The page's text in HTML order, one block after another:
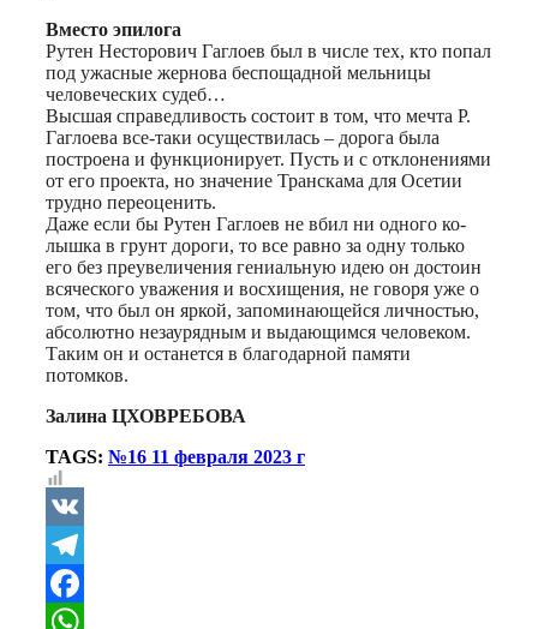
Вместо эпилога
Рутен Несторович Гаглоев был в числе тех, кто попал
под ужасные жернова беспощадной мельницы
человеческих судеб…
Высшая справедливость состоит в том, что мечта Р.
Гаглоева все-таки осуществилась – дорога была
построена и функционирует. Пусть и с отклоне­ниями
от его проекта, но значение Транскама для Осетии
трудно переоценить.
Даже если бы Рутен Гаглоев не вбил ни одного ко­
лышка в грунт дороги, то все равно за одну только
его без преувеличения гениальную идею он достоин
всяческого уважения и восхищения, не говоря уже о
том, что был он яркой, запоминающейся личностью,
абсолютно незаурядным и выдаю­щимся человеком.
Та­ким он и останется в благодарной памяти
потомков.
Залина ЦХОВРЕБОВА
TAGS: №16 11 февраля 2023 г
VK
Telegram
Facebook